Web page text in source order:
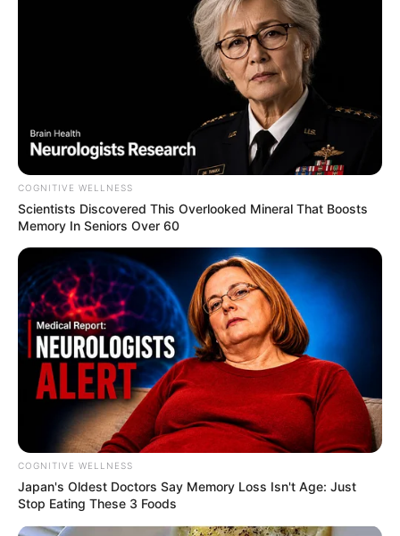
COGNITIVE WELLNESS
Scientists Discovered This Overlooked Mineral That Boosts
Memory In Seniors Over 60
COGNITIVE WELLNESS
Japan's Oldest Doctors Say Me​mory Lo​ss Isn't Age: Just
Stop Eating These 3 Foods